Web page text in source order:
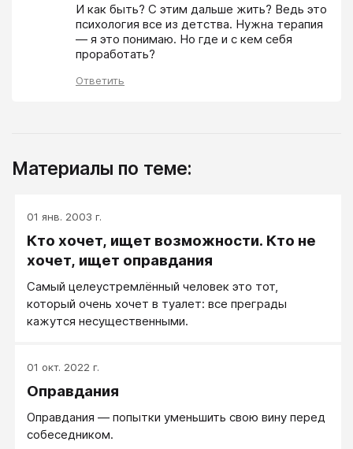
И как быть? С этим дальше жить? Ведь это
психология все из детства. Нужна терапия
― я это понимаю. Но где и с кем себя
проработать?
Ответить
Материалы по теме:
01 янв. 2003 г.
Кто хочет, ищет возможности. Кто не
хочет, ищет оправдания
Самый целеустремлённый человек это тот,
который очень хочет в туалет: все преграды
кажутся несущественными.
01 окт. 2022 г.
Оправдания
Оправдания — попытки уменьшить свою вину перед
собеседником.